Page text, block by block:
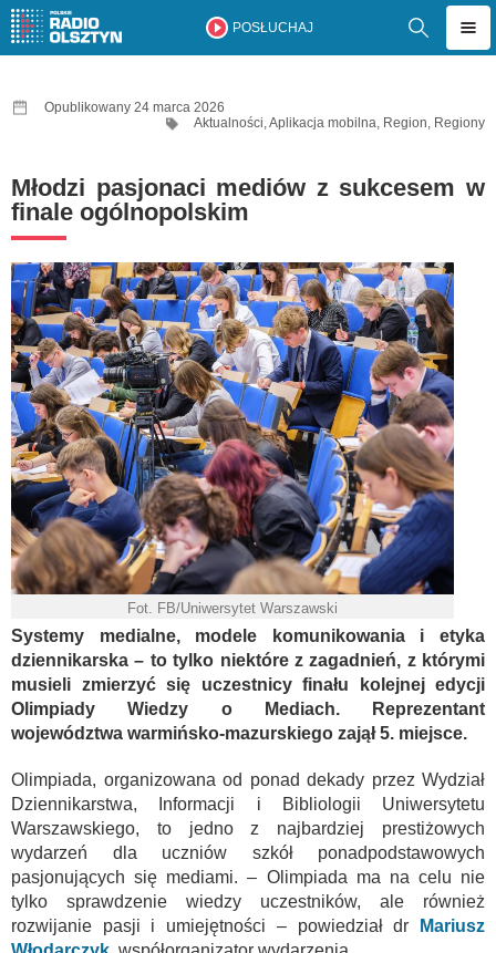
POSŁUCHAJ
Opublikowany 24 marca 2026
Aktualności,Aplikacja mobilna, Region, Regiony
Młodzi pasjonaci mediów z sukcesem w
finale ogólnopolskim
Fot. FB/Uniwersytet Warszawski
Systemy medialne, modele komunikowania i etyka
dziennikarska – to tylko niektóre z zagadnień, z którymi
musieli zmierzyć się uczestnicy finału kolejnej edycji
Olimpiady Wiedzy o Mediach. Reprezentant
województwa warmińsko-mazurskiego zajął 5. miejsce.
Olimpiada, organizowana od ponad dekady przez Wydział
Dziennikarstwa, Informacji i Bibliologii Uniwersytetu
Warszawskiego, to jedno z najbardziej prestiżowych
wydarzeń dla uczniów szkół ponadpodstawowych
pasjonujących się mediami. – Olimpiada ma na celu nie
tylko sprawdzenie wiedzy uczestników, ale również
rozwijanie pasji i umiejętności – powiedział dr
Mariusz